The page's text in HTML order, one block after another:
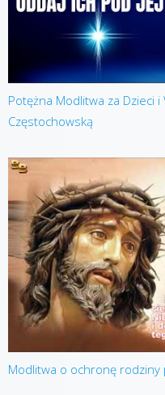
Potężna Modlitwa za Dzieci i
Częstochowską
Modlitwa o ochronę rodziny